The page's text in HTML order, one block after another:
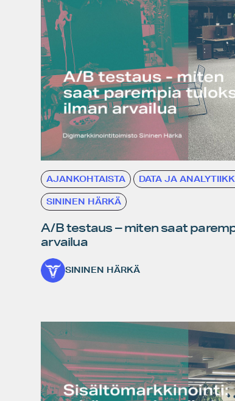
AJANKOHTAISTA DATA JA
SININEN HÄRKÄ
A/B testaus – miten saat
arvailua
SININEN HÄRKÄ